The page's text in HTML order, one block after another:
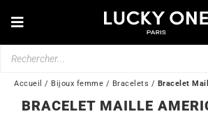
auToggle
Navigation
BRACELETS
COLLIERS
Accueil / Bijoux femme / Bracelets / Bracelet
BRACELET MAILLE